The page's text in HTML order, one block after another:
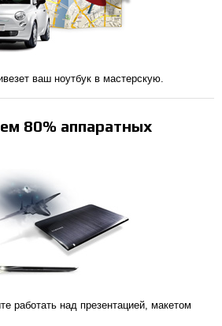
ваш ноутбук в мастерскую.
80% аппаратных
работать над презентацией, макетом